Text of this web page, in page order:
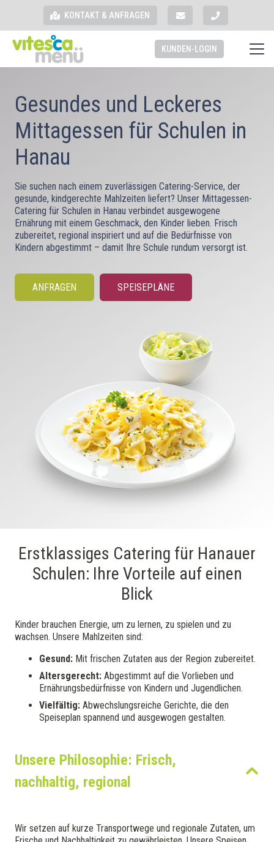
KONTAKT & ANFRAGEN
KUNDEN-LOGIN
Gesundes und Leckeres
Mittagessen für Schulen in
Hanau
Sie suchen nach einem zuverlässigen Catering-Service, der
gesunde, kindgerechte Mahlzeiten liefert? Unser Mittagessen-
Catering für Schulen in Hanau verbindet ausgewogene
Ernährung mit einem Geschmack, den Kinder lieben. Frisch
zubereitet, regional inspiriert und auf die Bedürfnisse von
Kindern abgestimmt – damit Ihre Schule rundum versorgt ist.
ANFRAGEN SPEISEPLÄNE
Erstklassiges Catering für Hanauer
Schulen: Ihre Vorteile auf einen
Blick
Kinder brauchen Energie, um zu lernen, zu spielen und zu
wachsen. Unsere Mahlzeiten sind:
Gesund: Mit frischen Zutaten aus der Region zubereitet.
Altersgerecht: Abgestimmt auf die Vorlieben und
Ernährungsbedürfnisse von Kindern und Jugendlichen.
Vielfältig: Abwechslungsreiche Gerichte, die den
Speiseplan spannend und ausgewogen gestalten.
Unsere Philosophie: Frisch,
nachhaltig, regional
Wir setzen auf kurze Transportwege und regionale Zutaten, um